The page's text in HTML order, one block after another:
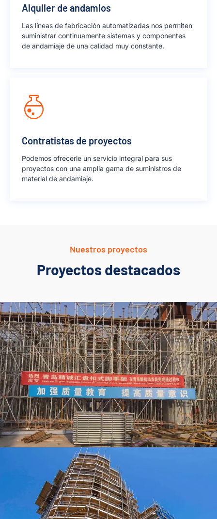
Alquiler de andamios
Las líneas de fabricación automatizadas nos permiten
suministrar continuamente sistemas y componentes
de andamiaje de una calidad muy constante.
Contratistas de proyectos
Podemos ofrecerle un servicio integral para sus
proyectos con una amplia gama de suministros de
material de andamiaje.
Nuestros proyectos
Proyectos destacados